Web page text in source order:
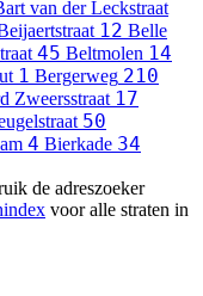
van der Leckstraat
12 Belle
45 Beltmolen 14
1 Bergerweg 210
Zweersstraat 17
50
4 Bierkade 34
de adreszoeker
voor alle straten in